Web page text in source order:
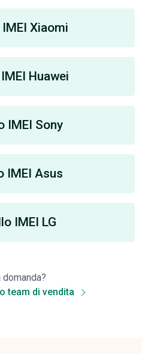
Xiaomi
Huawei
IMEI Sony
IMEI Asus
IMEI LG
domanda?
team di vendita